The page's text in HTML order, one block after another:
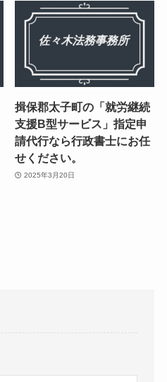
揖保郡太子町の「就労継続
支援B型サービス」指定申
請代行なら行政書士にお任
せください。
2025年3月20日